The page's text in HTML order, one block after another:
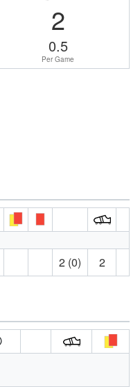
2
0.5
Per Game
2 (0) 2